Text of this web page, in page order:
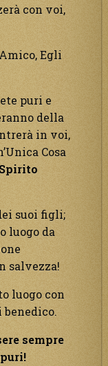
con voi,
Egli
puri e
della
in voi,
Cosa
suoi figli;
luogo da
salvezza!
luogo con
benedico.
sempre